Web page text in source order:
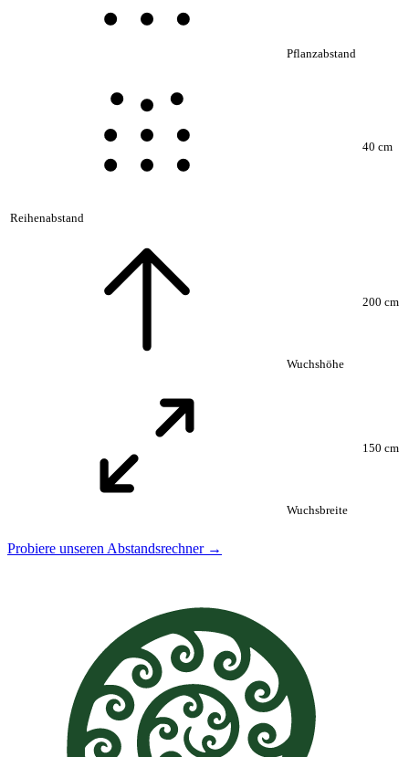
Pflanzabstand
Reihenabstand
40 cm
Wuchshöhe
200 cm
Wuchsbreite
150 cm
Probiere unseren Abstandsrechner →